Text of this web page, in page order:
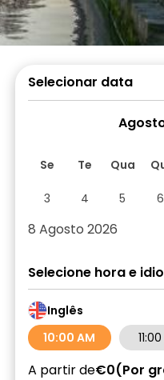
Selecionar data
Se Te Qua
3 4 5 6
8 Agosto 2026
Selecione hora e
Inglês
10:00 AM
A partir de€0 Por